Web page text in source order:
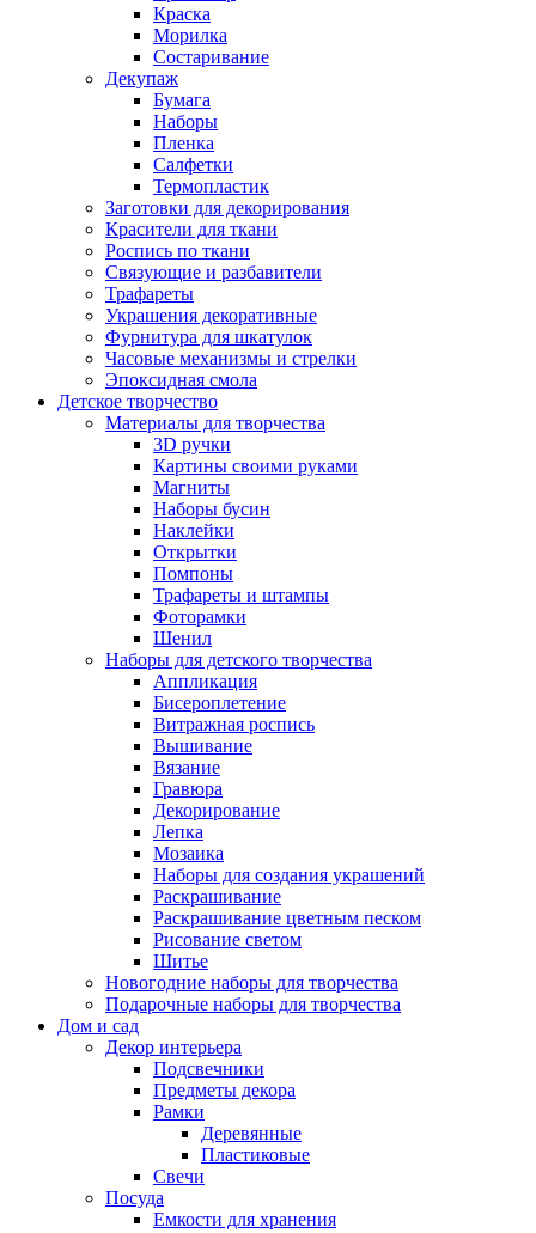
Краска
Морилка
Состаривание
Декупаж
Бумага
Наборы
Пленка
Салфетки
Термопластик
Заготовки для декорирования
Красители для ткани
Роспись по ткани
Связующие и разбавители
Трафареты
Украшения декоративные
Фурнитура для шкатулок
Часовые механизмы и стрелки
Эпоксидная смола
Детское творчество
Материалы для творчества
3D ручки
Картины своими руками
Магниты
Наборы бусин
Наклейки
Открытки
Помпоны
Трафареты и штампы
Фоторамки
Шенил
Наборы для детского творчества
Аппликация
Бисероплетение
Витражная роспись
Вышивание
Вязание
Гравюра
Декорирование
Лепка
Мозаика
Наборы для создания украшений
Раскрашивание
Раскрашивание цветным песком
Рисование светом
Шитье
Новогодние наборы для творчества
Подарочные наборы для творчества
Дом и сад
Декор интерьера
Подсвечники
Предметы декора
Рамки
Деревянные
Пластиковые
Свечи
Посуда
Емкости для хранения